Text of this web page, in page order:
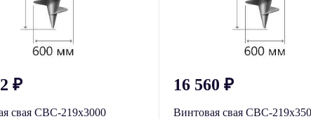
₽
свая СВС-219x3000
16 560₽
Винтовая свая СВС-